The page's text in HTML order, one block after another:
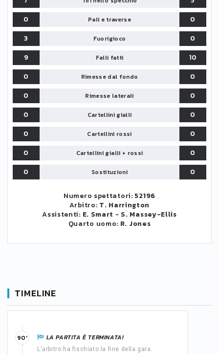
0
Pali e traverse
0
3
Fuorigioco
0
9
Falli fatti
10
0
Rimesse dal fondo
0
0
Rimesse laterali
0
0
Cartellini gialli
0
0
Cartellini rossi
0
0
Cartellini gialli + rossi
0
0
Sostituzioni 0
Numero spettatori: 52196
Arbitro: T. Harrington
Assistenti: E. Smart - S. Massey-Ellis
Quarto uomo: R. Jones
TIMELINE
LA PARTITA È TERMINATA!
L'arbitro ha fischiato la fine della gara.
90'